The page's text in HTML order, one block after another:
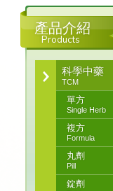
產品介紹
Products
科學中藥
TCM
單方
Single Herb
複方
Formula
丸劑
Pill
錠劑